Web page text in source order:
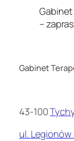
–
Gabinet
43-100
ul.